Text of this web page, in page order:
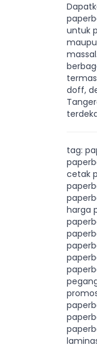
untuk
doff,
tag:
cetak
harga